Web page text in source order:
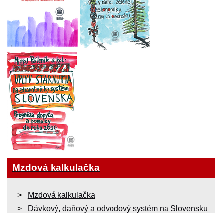
Mzdová kalkulačka
Mzdová kalkulačka
Dávkový, daňový a odvodový systém na Slovensku